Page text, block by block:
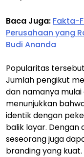
Baca Juga: Fakta-
Perusahaan yang
Budi Ananda
Popularitas
Jumlah pengikut
dan namanya mulai
menunjukkan
identik dengan
balik layar. Dengan
seseorang juga
branding yang kuat.